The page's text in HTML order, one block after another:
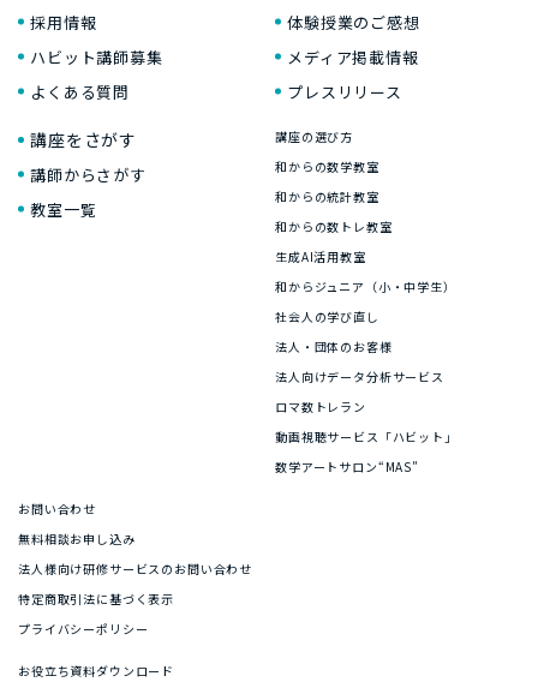
採用情報
ハビット講師募集
よくある質問
体験授業のご感想
メディア掲載情報
プレスリリース
講座をさがす
講師からさがす
教室一覧
講座の選び方
和からの数学教室
和からの統計教室
和からの数トレ教室
生成AI活用教室
和からジュニア（小・中学生）
社会人の学び直し
法人・団体のお客様
法人向けデータ分析サービス
ロマ数トレラン
動画視聴サービス「ハビット」
数学アートサロン“MAS”
お問い合わせ
無料相談お申し込み
法人様向け研修サービスのお問い合わせ
特定商取引法に基づく表示
プライバシーポリシー
お役立ち資料ダウンロード